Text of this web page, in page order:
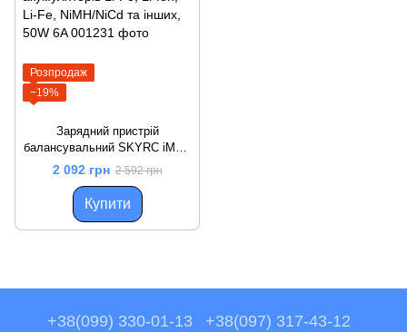
Розпродаж
−19%
Зарядний пристрій
балансувальний SKYRC iMAX
B6AC V2 для акумуляторів Li-
Po, Li-Ion, Li-Fe, NiMH/NiCd та
інших, 50W 6A
2 092 грн 2 592 грн
Купити
+38(099) 330-01-13 +38(097) 317-43-12